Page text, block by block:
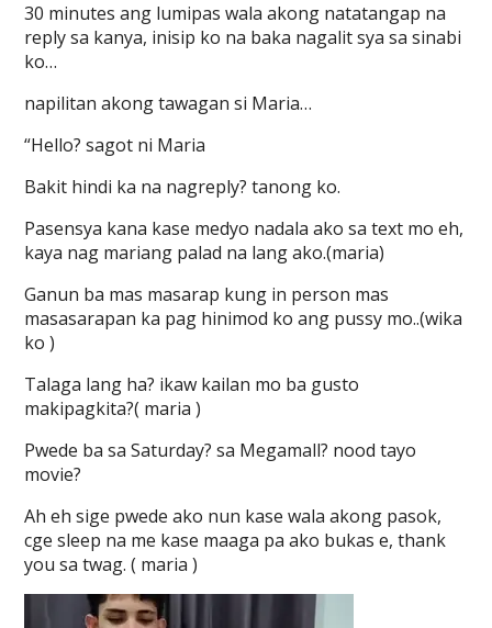
30 minutes ang lumipas wala akong natatangap na
reply sa kanya, inisip ko na baka nagalit sya sa sinabi
ko…
napilitan akong tawagan si Maria…
“Hello? sagot ni Maria
Bakit hindi ka na nagreply? tanong ko.
Pasensya kana kase medyo nadala ako sa text mo eh,
kaya nag mariang palad na lang ako.(maria)
Ganun ba mas masarap kung in person mas
masasarapan ka pag hinimod ko ang pussy mo..(wika
ko )
Talaga lang ha? ikaw kailan mo ba gusto
makipagkita?( maria )
Pwede ba sa Saturday? sa Megamall? nood tayo
movie?
Ah eh sige pwede ako nun kase wala akong pasok,
cge sleep na me kase maaga pa ako bukas e, thank
you sa twag. ( maria )